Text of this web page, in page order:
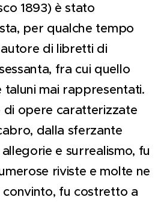
1893) è stato
per qualche tempo
di libretti di
fra cui quello
taluni mai rappresentati.
di opere caratterizzate
dalla sferzante
e surrealismo, fu
riviste e molte ne
convinto, fu costretto a